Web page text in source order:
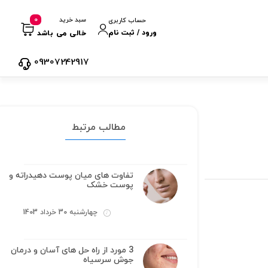
حساب کاربری
ورود / ثبت نام
سبد خرید
خالی می باشد
0
09307242917
مطالب مرتبط
تفاوت های میان پوست دهیدراته و
پوست خشک
چهارشنبه 30 خرداد 1403
3 مورد از راه حل های آسان و درمان
جوش سرسیاه